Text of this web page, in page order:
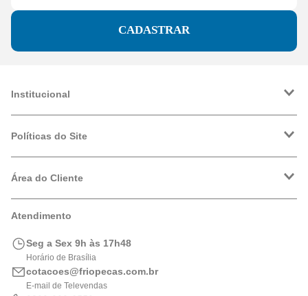
CADASTRAR
Institucional
Trabalhe Conosco
Políticas do Site
Política de Privacidade
Logística
Área do Cliente
Meus Pedidos
Portal de Boletos
Atendimento
Seg a Sex 9h às 17h48
Horário de Brasília
cotacoes@friopecas.com.br
E-mail de Televendas